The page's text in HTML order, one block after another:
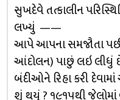
સુખદેવે તત્કાલીન
લખ્યું ——
આપે આપના સમજૌતા
આંદોલન) પાછું લઇ લીધું
બંદીઓને રિહા કરી
શું થયું ? ૧૯૧૫થી